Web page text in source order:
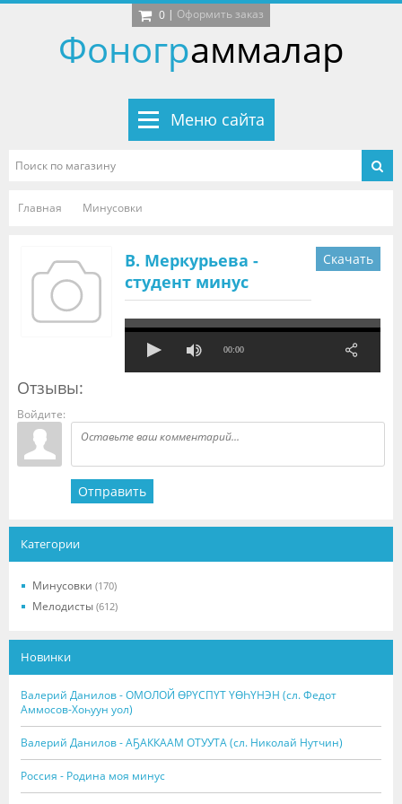
0 | Оформить заказ
Фонограммалар
Меню сайта
Главная Минусовки
В. Меркурьева -
студент минус
Скачать
00:00
Отзывы:
Войдите:
Отправить
Категории
Минусовки (170)
Мелодисты (612)
Новинки
Валерий Данилов - ОМОЛОЙ ӨРҮСПҮТ ҮӨҺҮНЭН (сл. Федот
Аммосов-Хоһуун уол)
Валерий Данилов - АҔАККААМ ОТУУТА (сл. Николай Нутчин)
Россия - Родина моя минус